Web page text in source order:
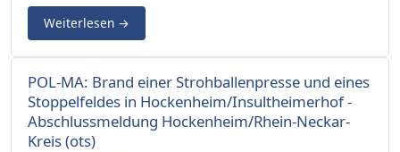
Weiterlesen →
POL-MA: Brand einer Strohballenpresse und eines
Stoppelfeldes in Hockenheim/Insultheimerhof -
Abschlussmeldung Hockenheim/Rhein-Neckar-
Kreis (ots)